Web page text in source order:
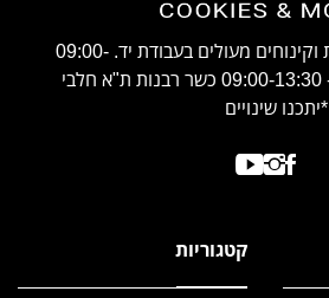
מתוקו בית ייצור לעוגיות וקינוחים מעולים בעבודת יד. 09:00-
19:00 א'-ה' יום שישי - 09:00-13:30 כשר רבנות ת"א חלבי
*יתכנו שינויים
קטגוריות